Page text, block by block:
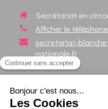
Secrétariat en
Afficher le téléphone
secretariat-
nationale.fr
Suivez votre